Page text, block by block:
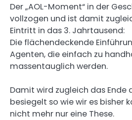
Der „AOL-Moment“ in der
vollzogen und ist damit
Eintritt in das 3. Jahrtausend:
Die flächendeckende
Agenten, die einfach zu
massentauglich werden.
Damit wird zugleich das Ende
besiegelt so wie wir es bisher
nicht mehr nur eine These.